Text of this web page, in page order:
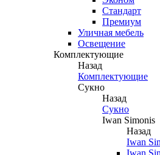
Стандарт
Премиум
Уличная мебель
Освещение
Комплектующие
Назад
Комплектующие
Сукно
Назад
Сукно
Iwan Simonis
Назад
Iwan
Iwan